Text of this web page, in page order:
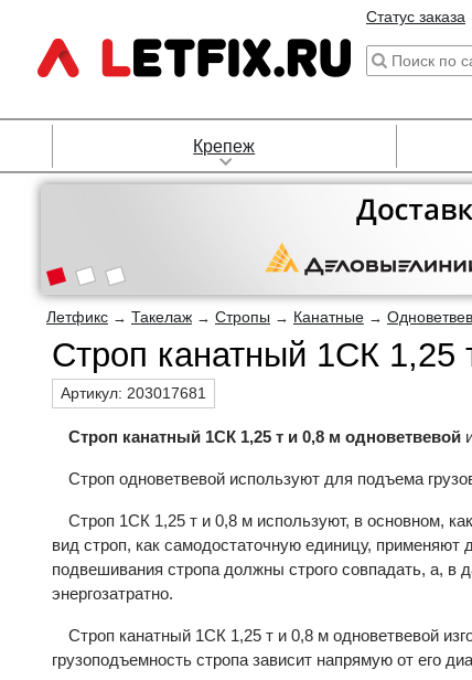
Статус заказа
Крепеж
Летфикс → Такелаж → Стропы → Канатные →
Строп канатный 1СК 1,25
Артикул: 203017681
Строп канатный 1СК 1,25 т и 0,8 м одноветвевой
Строп одноветвевой используют для подъема
Строп 1СК 1,25 т и 0,8 м используют, в основном,
вид строп, как самодостаточную единицу, применяют
подвешивания стропа должны строго совпадать, а, в
энергозатратно.
Строп канатный 1СК 1,25 т и 0,8 м одноветвевой
грузоподъемность стропа зависит напрямую от его